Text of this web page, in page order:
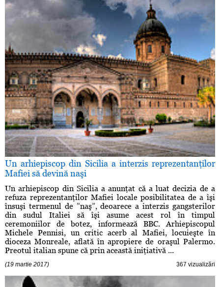
Un arhiepiscop din Sicilia a interzis reprezentanţilor
Mafiei să devină naşi
Un arhiepiscop din Sicilia a anunţat că a luat decizia de a
refuza reprezentanţilor Mafiei locale posibilitatea de a îşi
însuşi termenul de ”naş”, deoarece a interzis gangsterilor
din sudul Italiei să îşi asume acest rol în timpul
ceremoniilor de botez, informează BBC. Arhiepiscopul
Michele Pennisi, un critic acerb al Mafiei, locuieşte în
dioceza Monreale, aflată în apropiere de oraşul Palermo.
Preotul italian spune că prin această iniţiativă ...
(19 martie 2017) 367 vizualizări